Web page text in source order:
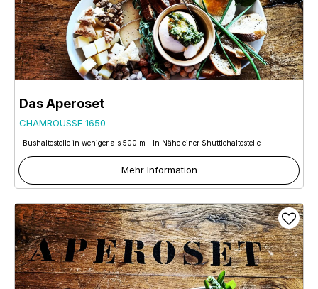
Das Aperoset
CHAMROUSSE 1650
Bushaltestelle in weniger als 500 m In Nähe einer Shuttlehaltestelle
Mehr Information